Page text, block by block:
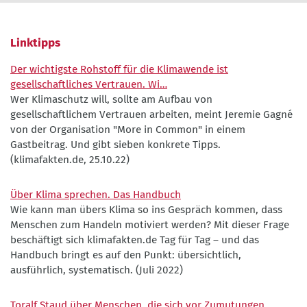
Gutsche
©
BLPB
BLPB
Linktipps
Der wichtigste Rohstoff für die Klimawende ist
gesellschaftliches Vertrauen. Wi…
Wer Klimaschutz will, sollte am Aufbau von
gesellschaftlichem Vertrauen arbeiten, meint Jeremie Gagné
von der Organisation "More in Common" in einem
Gastbeitrag. Und gibt sieben konkrete Tipps.
(klimafakten.de, 25.10.22)
Über Klima sprechen. Das Handbuch
Wie kann man übers Klima so ins Gespräch kommen, dass
Menschen zum Handeln motiviert werden? Mit dieser Frage
beschäftigt sich klimafakten.de Tag für Tag – und das
Handbuch bringt es auf den Punkt: übersichtlich,
ausführlich, systematisch. (Juli 2022)